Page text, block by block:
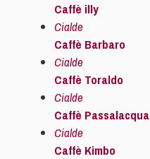
Caffè illy
Cialde
Caffè Barbaro
Cialde
Caffè Toraldo
Cialde
Caffè Passalacqua
Cialde
Caffè Kimbo